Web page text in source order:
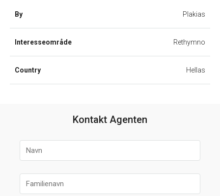
By Plakias
Interesseområde Rethymno
Country Hellas
Kontakt Agenten